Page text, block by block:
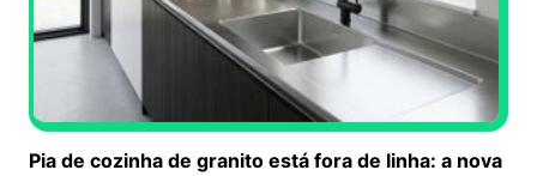
Pia de cozinha de granito está fora de linha: a nova